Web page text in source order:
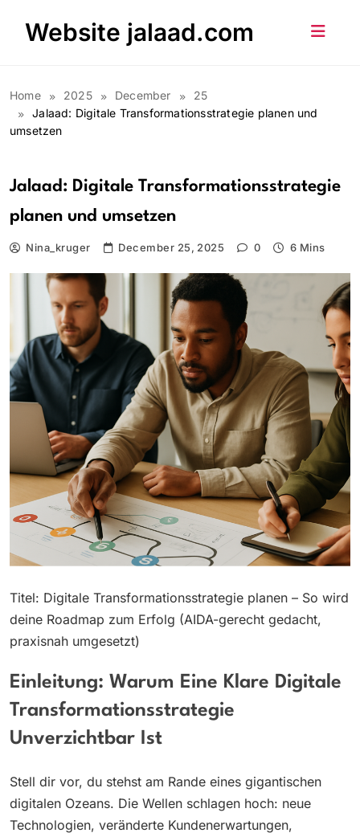
Website jalaad.com
Home 2025 December
25
Jalaad: Digitale Transformationsstrategie planen und
umsetzen
Jalaad: Digitale Transformationsstrategie
planen und umsetzen
Nina_kruger December 25, 2025 0 6 Mins
Titel: Digitale Transformationsstrategie planen – So wird
deine Roadmap zum Erfolg (AIDA-gerecht gedacht,
praxisnah umgesetzt)
Einleitung: Warum Eine Klare Digitale
Transformationsstrategie
Unverzichtbar Ist
Stell dir vor, du stehst am Rande eines gigantischen
digitalen Ozeans. Die Wellen schlagen hoch: neue
Technologien, veränderte Kundenerwartungen,